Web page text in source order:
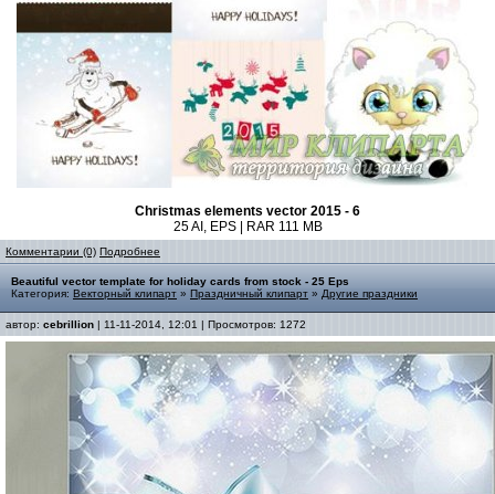
Christmas elements vector 2015 - 6
25 AI, EPS | RAR 111 MB
Комментарии (0) Подробнее
Beautiful vector template for holiday cards from stock - 25 Eps
Категория: Векторный клипарт » Праздничный клипарт » Другие праздники
автор: cebrillion | 11-11-2014, 12:01 | Просмотров: 1272